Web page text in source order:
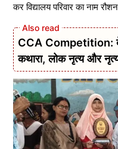
कर विद्यालय ‌परिवार ‌का नाम‌
CCA Competition:
कथारा, लोक नृत्य और